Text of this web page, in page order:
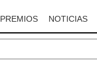
PREMIOS NOTICIAS